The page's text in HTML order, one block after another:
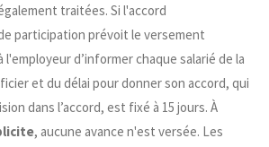
traitées. Si l'accord
participation prévoit le versement
d’informer chaque salarié de la
et du délai pour donner son accord, qui
dans l’accord, est fixé à 15 jours. À
, aucune avance n'est versée. Les